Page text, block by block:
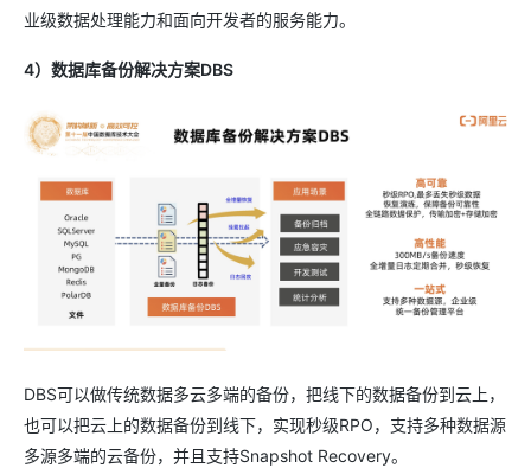
业级数据处理能力和面向开发者的服务能力。
4）数据库备份解决方案DBS
DBS可以做传统数据多云多端的备份，把线下的数据备份到云上，
也可以把云上的数据备份到线下，实现秒级RPO，支持多种数据源
多源多端的云备份，并且支持Snapshot Recovery。